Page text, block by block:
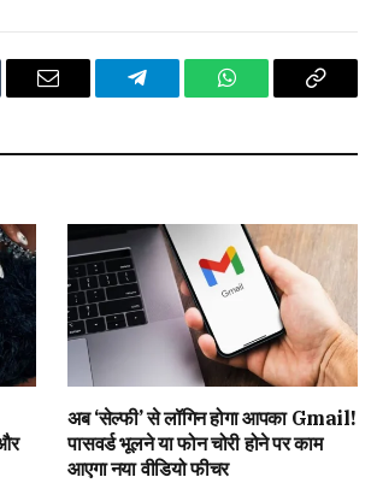
Email Telegram WhatsAppCopy
अब ‘सेल्फी’ से लॉगिन होगा आपका Gmail!
पासवर्ड भूलने या फोन चोरी होने पर काम
आएगा नया वीडियो फीचर